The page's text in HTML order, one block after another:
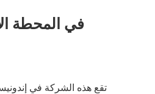
تقع هذه الشركة في